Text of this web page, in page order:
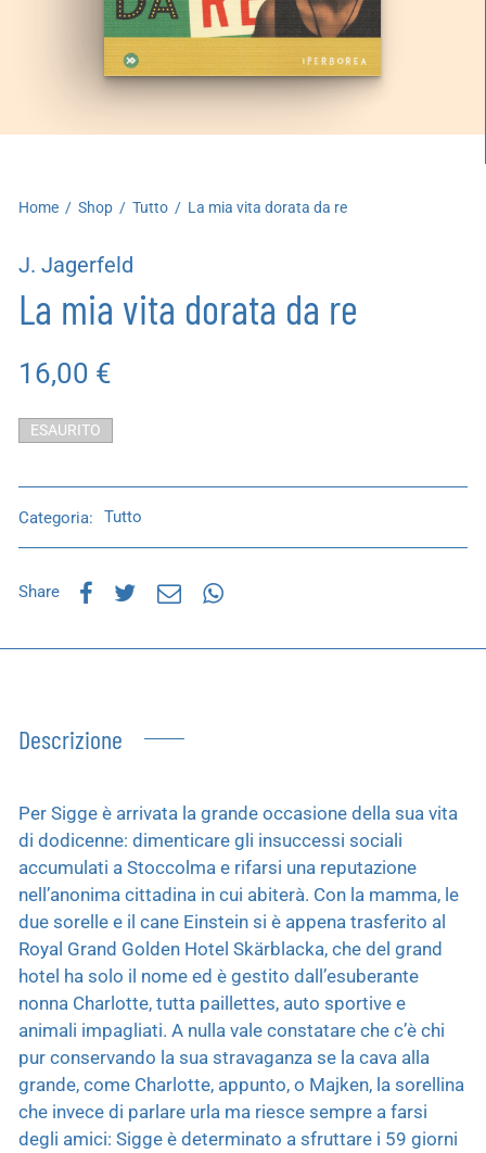
Home / Shop / Tutto / La mia vita dorata da re
J. Jagerfeld
La mia vita dorata da re
16,00 €
ESAURITO
Categoria: Tutto
Share
Descrizione
Per Sigge è arrivata la grande occasione della sua vita
di dodicenne: dimenticare gli insuccessi sociali
accumulati a Stoccolma e rifarsi una reputazione
nell’anonima cittadina in cui abiterà. Con la mamma, le
due sorelle e il cane Einstein si è appena trasferito al
Royal Grand Golden Hotel Skärblacka, che del grand
hotel ha solo il nome ed è gestito dall’esuberante
nonna Charlotte, tutta paillettes, auto sportive e
animali impagliati. A nulla vale constatare che c’è chi
pur conservando la sua stravaganza se la cava alla
grande, come Charlotte, appunto, o Majken, la sorellina
che invece di parlare urla ma riesce sempre a farsi
degli amici: Sigge è determinato a sfruttare i 59 giorni